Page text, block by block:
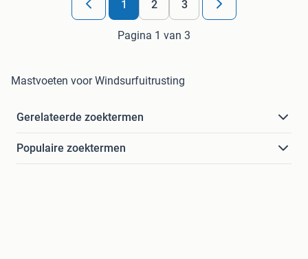
1 2 3
Pagina 1 van 3
Mastvoeten voor Windsurfuitrusting
Gerelateerde zoektermen
Populaire zoektermen